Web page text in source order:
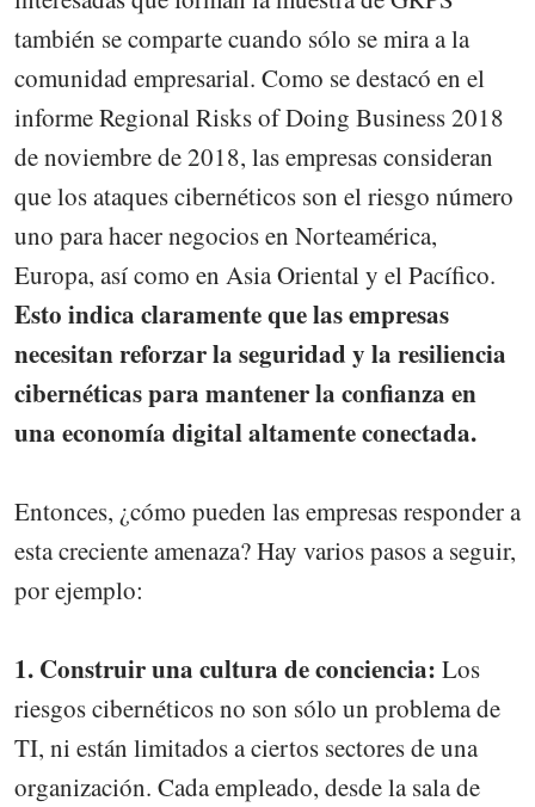
también se comparte cuando sólo se mira a la
comunidad empresarial. Como se destacó en el
informe Regional Risks of Doing Business 2018
de noviembre de 2018, las empresas consideran
que los ataques cibernéticos son el riesgo número
uno para hacer negocios en Norteamérica,
Europa, así como en Asia Oriental y el Pacífico.
Esto indica claramente que las empresas
necesitan reforzar la seguridad y la resiliencia
cibernéticas para mantener la confianza en
una economía digital altamente conectada.
Entonces, ¿cómo pueden las empresas responder a
esta creciente amenaza? Hay varios pasos a seguir,
por ejemplo:
1. Construir una cultura de conciencia: Los
riesgos cibernéticos no son sólo un problema de
TI, ni están limitados a ciertos sectores de una
organización. Cada empleado, desde la sala de